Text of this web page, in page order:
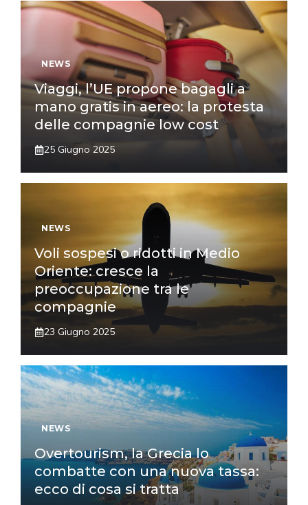
NEWS
Viaggi, l’UE propone bagagli a
mano gratis in aereo: la protesta
delle compagnie low cost
25 Giugno 2025
NEWS
Voli sospesi o ridotti in Medio
Oriente: cresce la
preoccupazione tra le
compagnie
23 Giugno 2025
NEWS
Overtourism, la Grecia lo
combatte con una nuova tassa:
ecco di cosa si tratta